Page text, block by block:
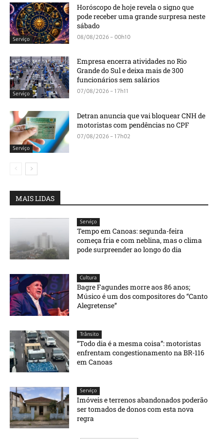
Serviço
Horóscopo de hoje revela o signo que
pode receber uma grande surpresa neste
sábado
08/08/2026 - 00h10
Serviço
Empresa encerra atividades no Rio
Grande do Sul e deixa mais de 300
funcionários sem salários
07/08/2026 - 17h11
Serviço
Detran anuncia que vai bloquear CNH de
motoristas com pendências no CPF
07/08/2026 - 17h02
MAIS LIDAS
Serviço
Tempo em Canoas: segunda-feira
começa fria e com neblina, mas o clima
pode surpreender ao longo do dia
Cultura
Bagre Fagundes morre aos 86 anos;
Músico é um dos compositores do “Canto
Alegretense”
Trânsito
“Todo dia é a mesma coisa”: motoristas
enfrentam congestionamento na BR-116
em Canoas
Serviço
Imóveis e terrenos abandonados poderão
ser tomados de donos com esta nova
regra